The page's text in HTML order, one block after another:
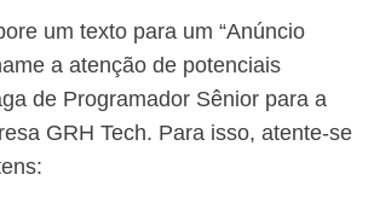
um texto para um “Anúncio
a atenção de potenciais
de Programador Sênior para a
GRH Tech. Para isso, atente-se